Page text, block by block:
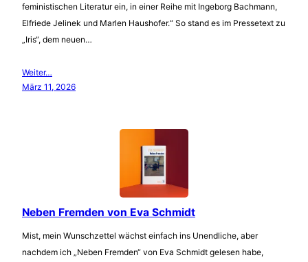
feministischen Literatur ein, in einer Reihe mit Ingeborg Bachmann,
Elfriede Jelinek und Marlen Haushofer.“ So stand es im Pressetext zu
„Iris“, dem neuen…
Weiter…
März 11, 2026
Neben Fremden von Eva Schmidt
Mist, mein Wunschzettel wächst einfach ins Unendliche, aber
nachdem ich „Neben Fremden“ von Eva Schmidt gelesen habe,